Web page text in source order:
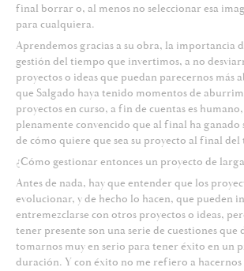
final borrar o, al menos no seleccionar esa
para cualquiera.
Aprendemos gracias a su obra, la importancia
gestión del tiempo que invertimos, a no
proyectos o ideas que puedan parecernos más
que Salgado haya tenido momentos de
proyectos en curso, a fin de cuentas es
plenamente convencido que al final ha ganado
de cómo quiere que sea su proyecto al final
¿Cómo gestionar entonces un proyecto de
Antes de nada, hay que entender que los
evolucionar, y de hecho lo hacen, que pueden
entremezclarse con otros proyectos o ideas,
tener presente son una serie de cuestiones que
tomarnos muy en serio para tener éxito en un
duración. Y con éxito no me refiero a hacernos